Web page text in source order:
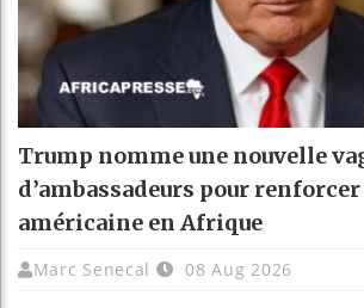
Trump nomme une nouvelle
d’ambassadeurs pour
américaine en Afrique
Marc Senecal 08 Aug 2026